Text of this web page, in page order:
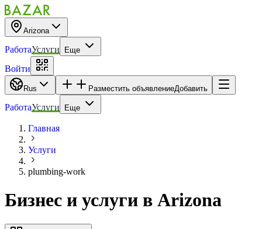
Arizona
РаботаУслуги Еще
Войти
Rus Разместить объявлениеДобавить
РаботаУслуги Еще
Главная
Услуги
plumbing-work
Бизнес и услуги в Arizona